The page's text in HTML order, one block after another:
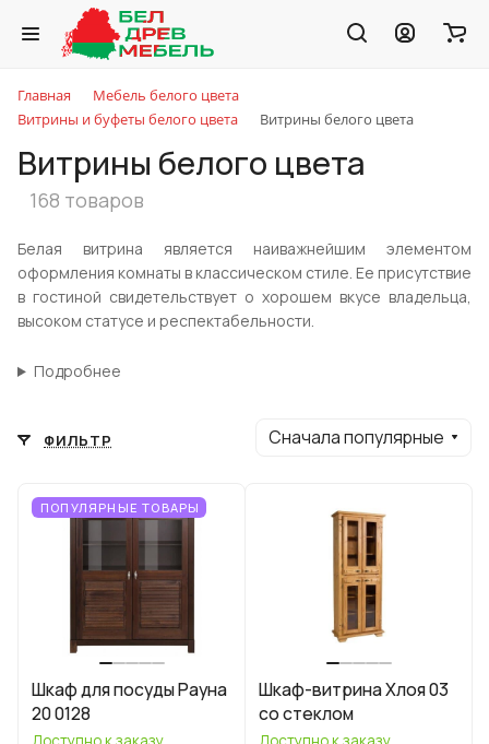
Главная
Мебель белого цвета
Витрины и буфеты белого цвета
Витрины белого цвета
Витрины белого цвета
168 товаров
Белая витрина является наиважнейшим элементом
оформления комнаты в классическом стиле. Ее присутствие
в гостиной свидетельствует о хорошем вкусе владельца,
высоком статусе и респектабельности.
Подробнее
ФИЛЬТР Сначала популярные
ПОПУЛЯРНЫЕ ТОВАРЫ
Шкаф для посуды Рауна
20 0128
Шкаф-витрина Хлоя 03
со стеклом